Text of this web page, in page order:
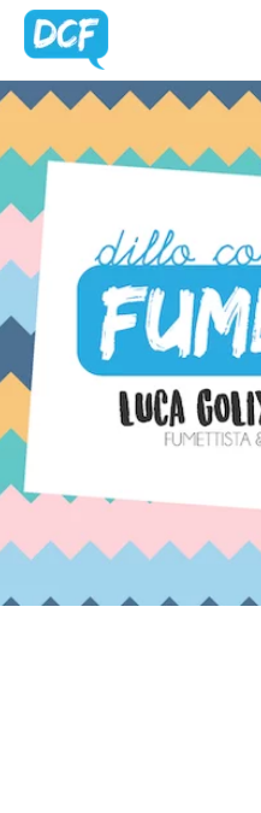
Home
Chi Sono
Lavora con me
Portfolio
Blog
Contatti
Latest